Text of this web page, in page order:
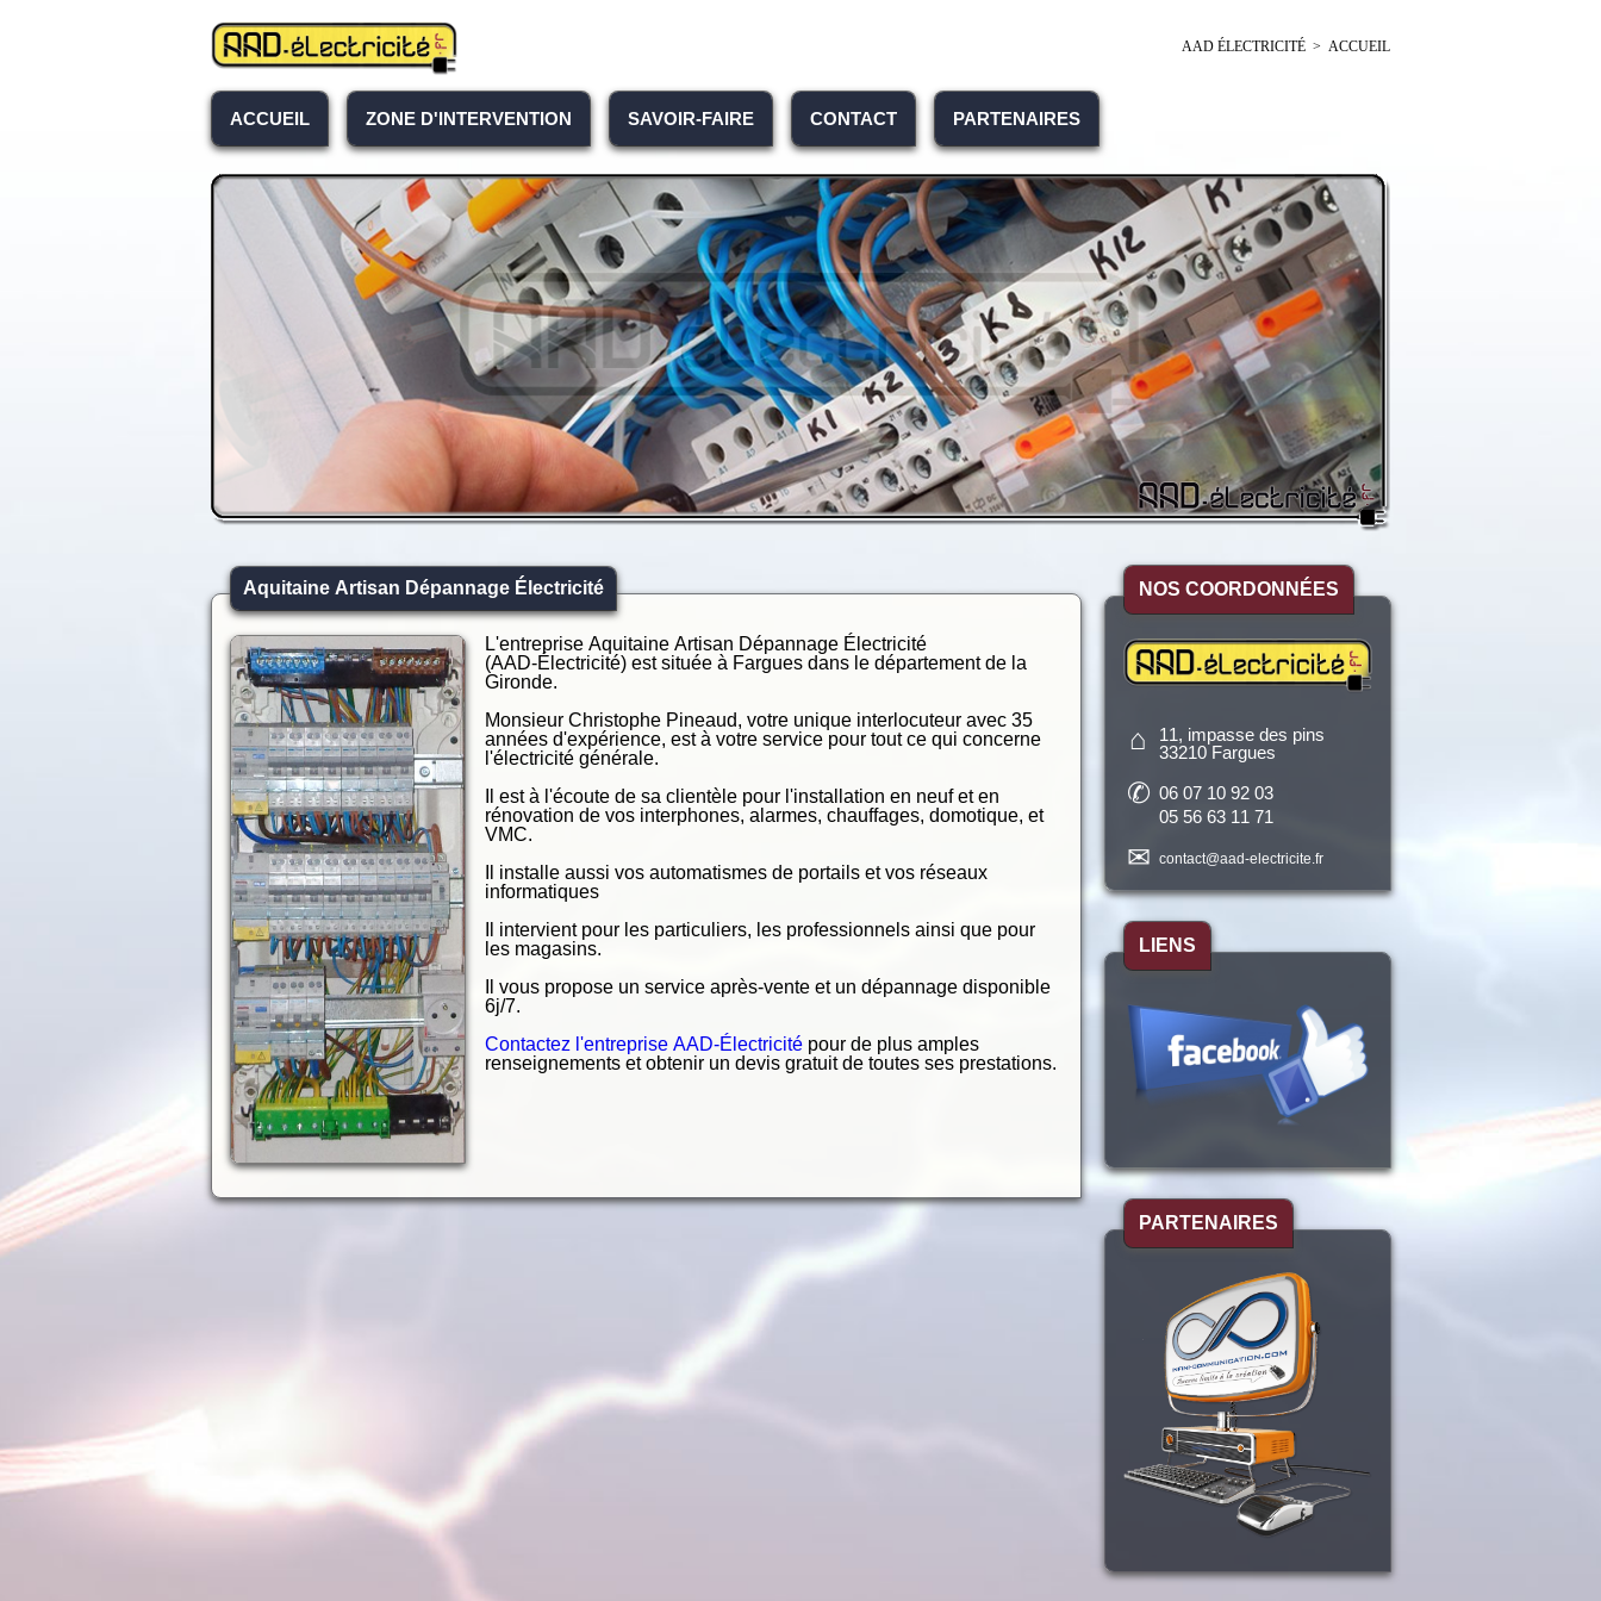
AAD ÉLECTRICITÉ > ACCUEIL
ACCUEIL ZONE D'INTERVENTION SAVOIR-FAIRE CONTACT PARTENAIRES
Aquitaine Artisan Dépannage Électricité
L'entreprise Aquitaine Artisan Dépannage Électricité
(AAD-Électricité) est située à Fargues dans le département de la
Gironde.
Monsieur Christophe Pineaud, votre unique interlocuteur avec 35
années d'expérience, est à votre service pour tout ce qui concerne
l'électricité générale.
Il est à l'écoute de sa clientèle pour l'installation en neuf et en
rénovation de vos interphones, alarmes, chauffages, domotique, et
VMC.
Il installe aussi vos automatismes de portails et vos réseaux
informatiques
Il intervient pour les particuliers, les professionnels ainsi que pour
les magasins.
Il vous propose un service après-vente et un dépannage disponible
6j/7.
Contactez l'entreprise AAD-Électricitépour de plus amples
renseignements et obtenir un devis gratuit de toutes ses prestations.
NOS COORDONNÉES
⌂
11, impasse des pins
33210 Fargues
✆ 06 07 10 92 03
05 56 63 11 71
​​✉ contact@aad-electricite.fr
LIENS
PARTENAIRES